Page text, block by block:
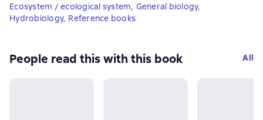
Ecosystem / ecological system, General biology,
Hydrobiology, Reference books
People read this with this book All